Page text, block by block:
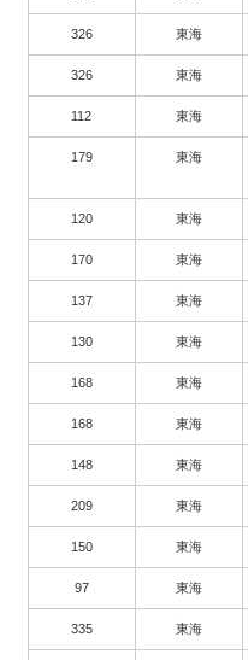
326 東海
326 東海
112 東海
179 東海
120 東海
170 東海
137 東海
130 東海
168 東海
168 東海
148 東海
209 東海
150 東海
97 東海
335 東海